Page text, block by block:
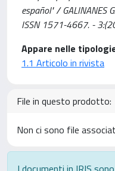
español" / GALINANES
ISSN 1571-4667. -
Appare nelle
1.1 Articolo in rivista
File in questo prodotto:
Non ci sono file